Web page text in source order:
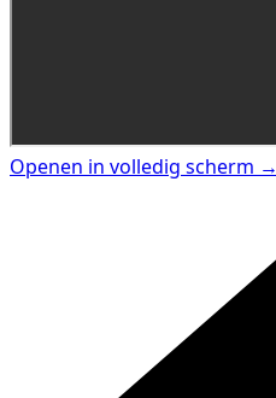
Openen in volledig scherm →